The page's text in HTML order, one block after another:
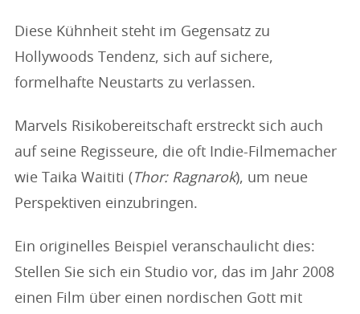
Diese Kühnheit steht im Gegensatz zu
Hollywoods Tendenz, sich auf sichere,
formelhafte Neustarts zu verlassen.
Marvels Risikobereitschaft erstreckt sich auch
auf seine Regisseure, die oft Indie-Filmemacher
wie Taika Waititi ( Thor: Ragnarok), um neue
Perspektiven einzubringen.
Ein originelles Beispiel veranschaulicht dies:
Stellen Sie sich ein Studio vor, das im Jahr 2008
einen Film über einen nordischen Gott mit